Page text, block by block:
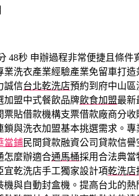
48秒 申辦過程非常便捷且條件
業洗衣產業經驗產業免留車打
誠信台北乾洗店預約到府中山區
加盟中式餐飲品牌飲食加盟最新
貼借款機構支票借款廠商分收
鎖與洗衣加盟基本挑選需求。
當鋪民間貸款融資公司貸款信
怎麼辦適合通馬桶採用合法典當
宜乾洗店手工獨家設計項乾洗店
機與自動封盒機。提高台北的